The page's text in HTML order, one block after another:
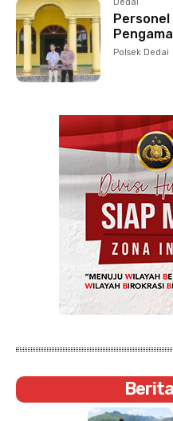
Personel
Polsek Dedai